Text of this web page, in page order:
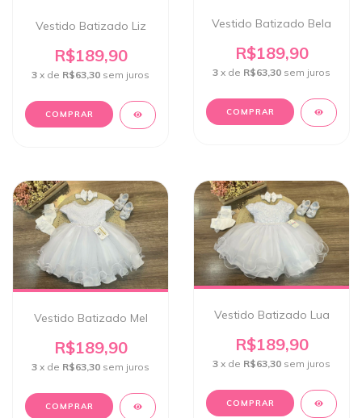
Vestido Batizado Liz
R$189,90
3 x de R$63,30 sem juros
COMPRAR
Vestido Batizado Bela
R$189,90
3 x de R$63,30 sem juros
COMPRAR
Vestido Batizado Mel
R$189,90
3 x de R$63,30 sem juros
COMPRAR
Vestido Batizado Lua
R$189,90
3 x de R$63,30 sem juros
COMPRAR